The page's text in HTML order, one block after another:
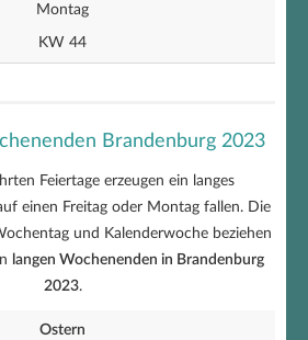
Montag
KW 44
Brandenburg 2023
Feiertage erzeugen ein langes
einen Freitag oder Montag fallen. Die
und Kalenderwoche beziehen
langen Wochenenden in Brandenburg
2023.
Ostern